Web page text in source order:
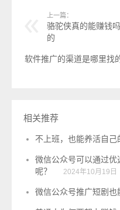
上一篇：
骆驼侠真的能赚钱
的
软件推广的渠道是哪里找
相关推荐
不上班，也能养活自己
微信公众号可以通过
呢？
2024年10月19日
微信公众号推广短剧也